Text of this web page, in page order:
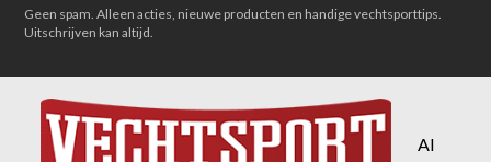
Geen spam. Alleen acties, nieuwe producten en handige vechtsporttips.
Uitschrijven kan altijd.
Al